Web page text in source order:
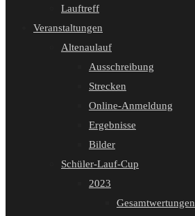
Lauftreff
Veranstaltungen
Altenaulauf
Ausschreibung
Strecken
Online-Anmeldung
Ergebnisse
Bilder
Schüler-Lauf-Cup
2023
Gesamtwertungen